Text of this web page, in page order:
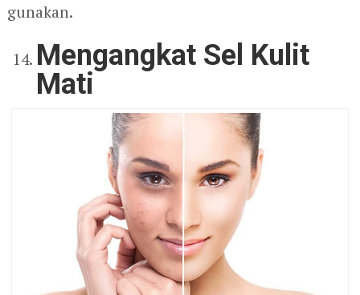
gunakan.
Mengangkat Sel Kulit
Mati